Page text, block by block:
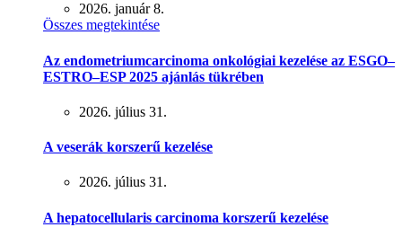
2026. január 8.
Összes megtekintése
Az endometriumcarcinoma onkológiai kezelése az ESGO–
ESTRO–ESP 2025 ajánlás tükrében
2026. július 31.
A veserák korszerű kezelése
2026. július 31.
A hepatocellularis carcinoma korszerű kezelése